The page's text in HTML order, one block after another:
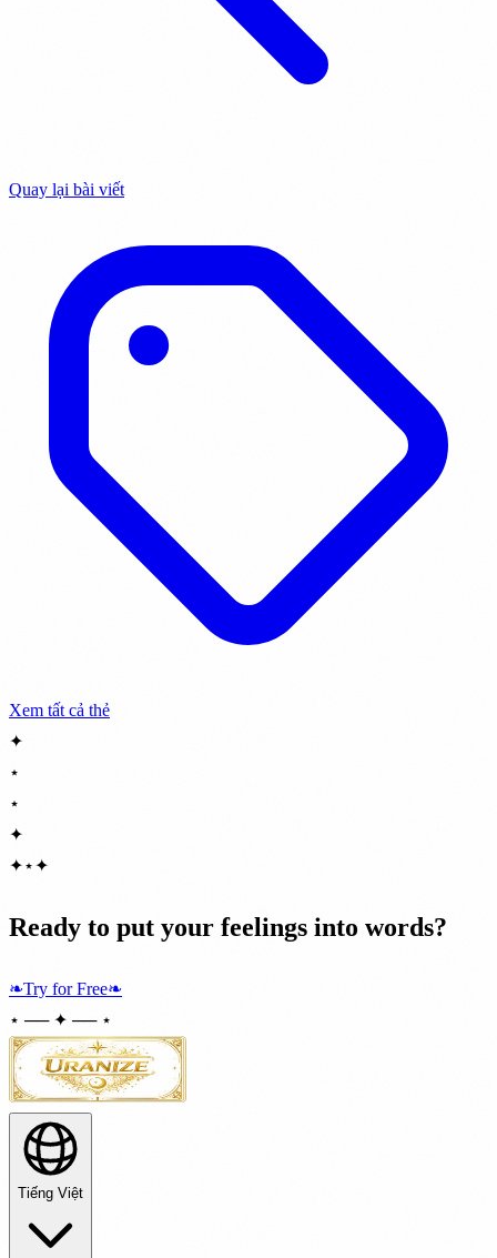
Quay lại bài viết
Xem tất cả thẻ
✦
⋆
⋆
✦
✦⋆✦
Ready to put your feelings into words?
❧Try for Free❧
⋆ ── ✦ ── ⋆
Tiếng Việt